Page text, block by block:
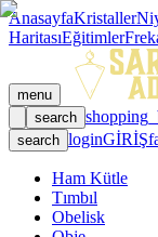
AnasayfaKristaller
HaritasıEğitimler
menu
search
search loginGİRİŞ
Ham Kütle
Tımbıl
Obelisk